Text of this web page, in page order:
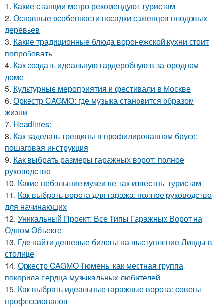
1. Какие станции метро рекомендуют туристам
2. Основные особенности посадки саженцев плодовых
деревьев
3. Какие традиционные блюда воронежской кухни стоит
попробовать
4. Как создать идеальную гардеробную в загородном
доме
5. Культурные мероприятия и фестивали в Москве
6. Оркестр CAGMO: где музыка становится образом
жизни
7. Headlines:
8. Как заделать трещины в профилированном брусе:
пошаговая инструкция
9. Как выбрать размеры гаражных ворот: полное
руководство
10. Какие небольшие музеи не так известны туристам
11. Как выбрать ворота для гаража: полное руководство
для начинающих
12. Уникальный Проект: Все Типы Гаражных Ворот на
Одном Объекте
13. Где найти дешевые билеты на выступление Линды в
столице
14. Оркестр CAGMO Тюмень: как местная группа
покорила сердца музыкальных любителей
15. Как выбрать идеальные гаражные ворота: советы
профессионалов